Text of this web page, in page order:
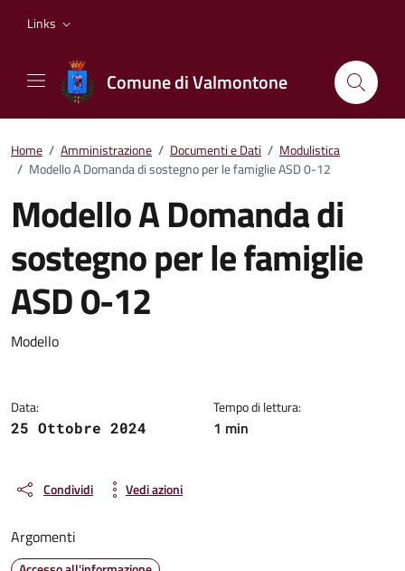
Links
Comune di Valmontone
Home / Amministrazione / Documenti e Dati / Modulistica
/ Modello A Domanda di sostegno per le famiglie ASD 0-12
Modello A Domanda di
sostegno per le famiglie
ASD 0-12
Dettagli del documento
Modello
Data:
25 Ottobre 2024
Tempo di lettura:
1 min
Condividi Vedi azioni
Argomenti